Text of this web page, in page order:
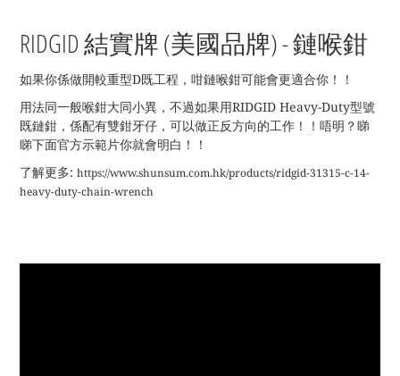
RIDGID 結實牌 (美國品牌) - 鏈喉鉗
如果你係做開較重型D既工程，咁鏈喉鉗可能會更適合你！！
用法同一般喉鉗大同小異，不過如果用RIDGID Heavy-Duty型號
既鏈鉗，係配有雙鉗牙仔，可以做正反方向的工作！！唔明？睇
睇下面官方示範片你就會明白！！
了解更多: https://www.shunsum.com.hk/products/ridgid-31315-c-14-
heavy-duty-chain-wrench